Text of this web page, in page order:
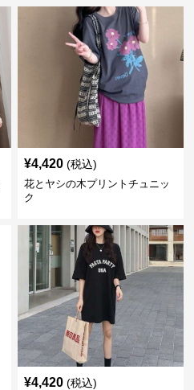
¥4,420 (税込)
花とヤシの木プリントチュニッ
ク
¥4,420 (税込)